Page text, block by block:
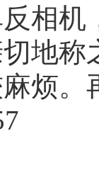
相机
地称
烦。